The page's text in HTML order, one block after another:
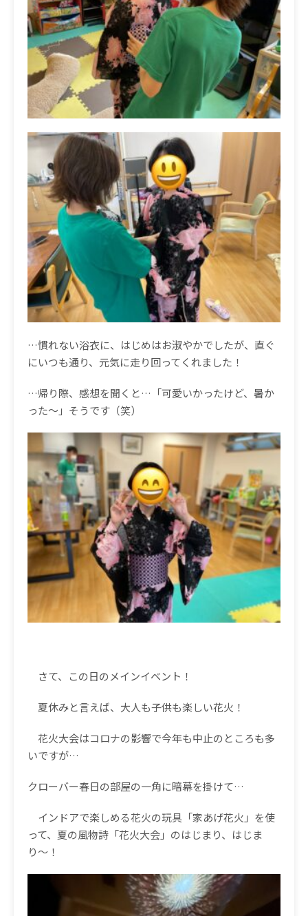
…慣れない浴衣に、はじめはお淑やかでしたが、直ぐ
にいつも通り、元気に走り回ってくれました！
…帰り際、感想を聞くと…「可愛いかったけど、暑か
った〜」そうです（笑）
さて、この日のメインイベント！
夏休みと言えば、大人も子供も楽しい花火！
花火大会はコロナの影響で今年も中止のところも多
いですが…
クローバー春日の部屋の一角に暗幕を掛けて…
インドアで楽しめる花火の玩具「家あげ花火」を使
って、夏の風物詩「花火大会」のはじまり、はじま
り〜！